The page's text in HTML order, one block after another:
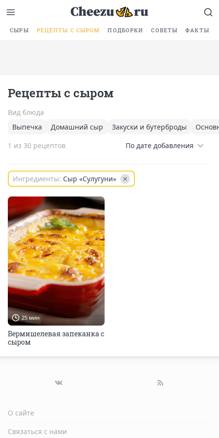
СЫРЫ РЕЦЕПТЫ С СЫРОМ ПОДБОРКИ СОВЕТЫ ФАКТЫ
Рецепты с сыром
Вид блюда
Выпечка
Домашний сыр Закуски и бутерброды
1 из 30 рецептов
По дате добавления
Ингредиенты: Сыр «Сулугуни»
25 мин
Вермишелевая запеканка с
сыром
О сайте
Связаться с нами